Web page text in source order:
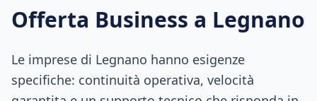
Offerta Business a Legnano
Le imprese di Legnano hanno esigenze
specifiche: continuità operativa, velocità